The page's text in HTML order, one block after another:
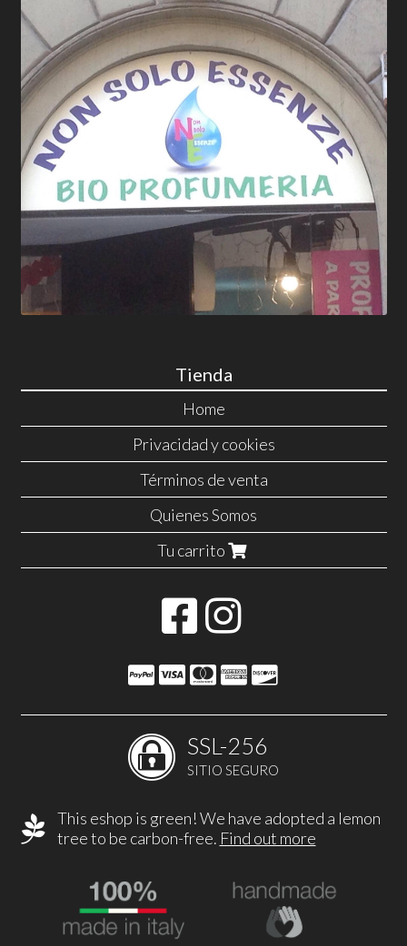
Tienda
Home
Privacidad y cookies
Términos de venta
Quienes Somos
Tu carrito
SSL-256
SITIO SEGURO
This eshop is green! We have adopted a lemon
tree to be carbon-free. Find out more